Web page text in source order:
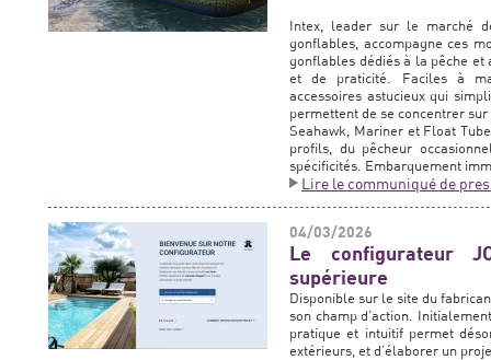
Intex, leader sur le marché
gonflables, accompagne ces
gonflables dédiés à la pêche
et de praticité. Faciles à
accessoires astucieux qui
permettent de se concentrer
Seahawk, Mariner et Float
profils, du pêcheur
spécificités. Embarquement
Lire le communiqué de
04/03/2026
Le configurateur
supérieure
Disponible sur le site du
son champ d’action.
pratique et intuitif permet
extérieurs, et d’élaborer un